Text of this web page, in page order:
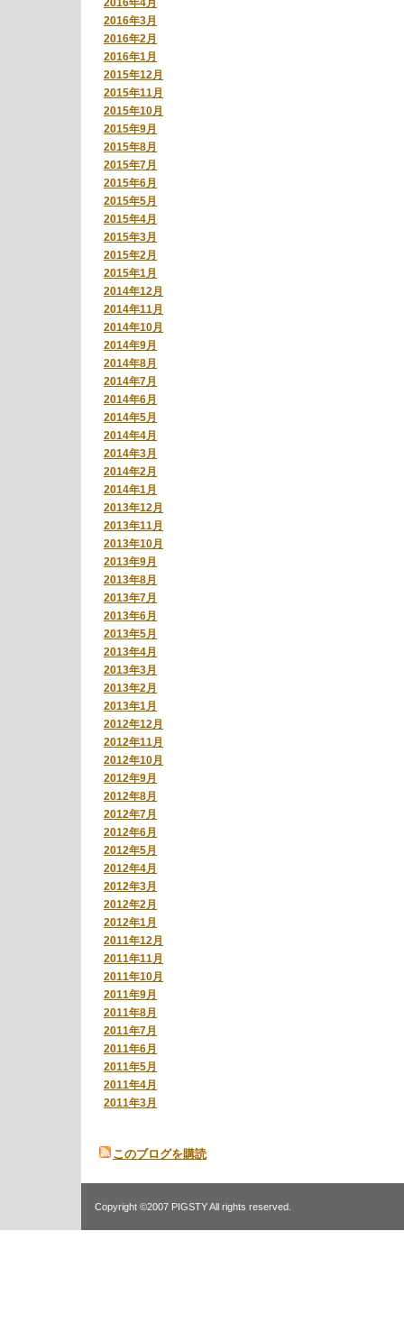
2016年3月
2016年2月
2016年1月
2015年12月
2015年11月
2015年10月
2015年9月
2015年8月
2015年7月
2015年6月
2015年5月
2015年4月
2015年3月
2015年2月
2015年1月
2014年12月
2014年11月
2014年10月
2014年9月
2014年8月
2014年7月
2014年6月
2014年5月
2014年4月
2014年3月
2014年2月
2014年1月
2013年12月
2013年11月
2013年10月
2013年9月
2013年8月
2013年7月
2013年6月
2013年5月
2013年4月
2013年3月
2013年2月
2013年1月
2012年12月
2012年11月
2012年10月
2012年9月
2012年8月
2012年7月
2012年6月
2012年5月
2012年4月
2012年3月
2012年2月
2012年1月
2011年12月
2011年11月
2011年10月
2011年9月
2011年8月
2011年7月
2011年6月
2011年5月
2011年4月
2011年3月
このブログを購読
Copyright ©2007 PIGSTY All rights reserved.